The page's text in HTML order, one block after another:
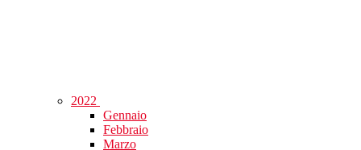
2022
Gennaio
Febbraio
Marzo